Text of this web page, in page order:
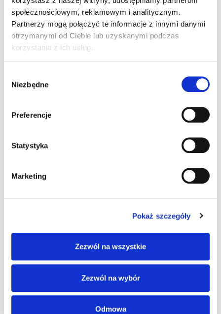
społecznościowym, reklamowym i analitycznym.
Partnerzy mogą połączyć te informacje z innymi danymi
otrzymanymi od Ciebie lub uzyskanymi podczas
korzystania z ich usług.
zgody
Niezbędne
Preferencje
Statystyka
Marketing
Pokaż szczegóły
Zezwól na wszystkie
Zezwól na wybór
Odmowa
Uchwyt pistoletowy
Nie
Tak
Informacje
Pamięć Flash